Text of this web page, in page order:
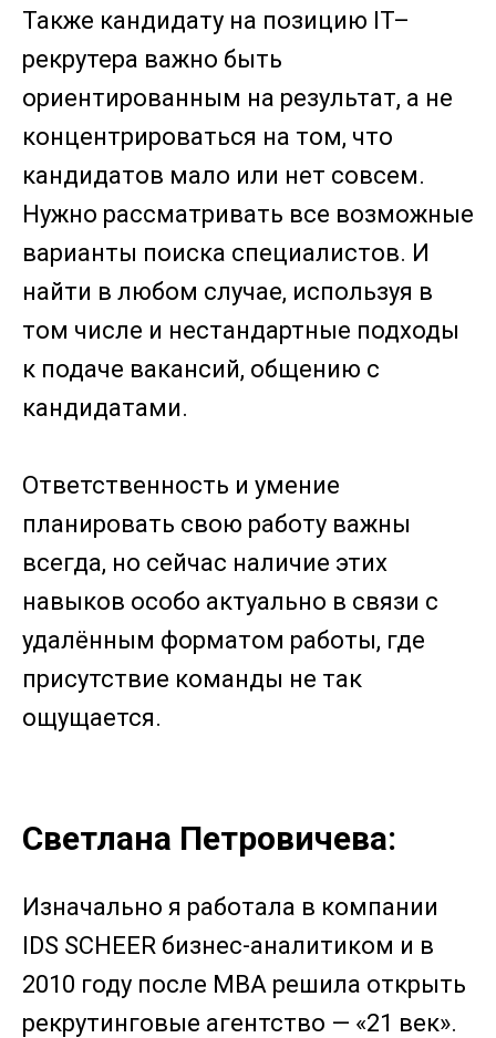
Также кандидату на позицию IT–
рекрутера важно быть
ориентированным на результат, а не
концентрироваться на том, что
кандидатов мало или нет совсем.
Нужно рассматривать все возможные
варианты поиска специалистов. И
найти в любом случае, используя в
том числе и нестандартные подходы
к подаче вакансий, общению с
кандидатами.
Ответственность и умение
планировать свою работу важны
всегда, но сейчас наличие этих
навыков особо актуально в связи с
удалённым форматом работы, где
присутствие команды не так
ощущается.
Светлана Петровичева:
Изначально я работала в компании
IDS SCHEER бизнес-аналитиком и в
2010 году после МВА решила открыть
рекрутинговые агентство — «21 век».